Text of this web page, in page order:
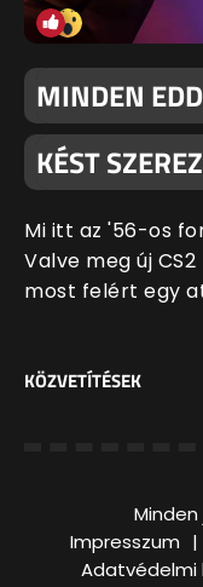
MINDEN
KÉST
Mi itt az '56-os
Valve meg új
most felért egy
KÖZVETÍTÉSEK
Impresszum
Adatvédelmi